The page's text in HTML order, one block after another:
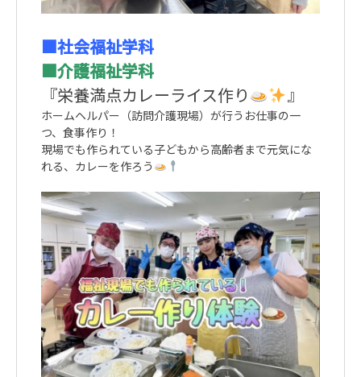
■社会福祉学科
■介護福祉学科
『栄養満点カレーライス作り
』
ホームヘルパー（訪問介護現場）が行うお仕事の一
つ、食事作り！
現場でも作られている子どもから高齢者まで元気にな
れる、カレーを作ろう